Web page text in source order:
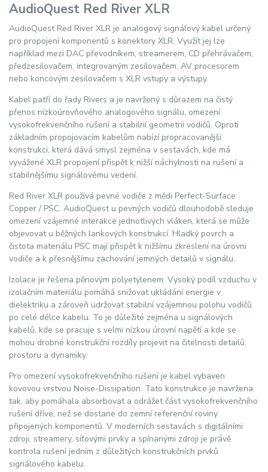
AudioQuest Red River XLR
AudioQuest Red River XLR je analogový signálový kabel určený
pro propojení komponentů s konektory XLR. Využít jej lze
například mezi DAC převodníkem, streamerem, CD přehrávačem,
předzesilovačem, integrovaným zesilovačem, AV procesorem
nebo koncovým zesilovačem s XLR vstupy a výstupy.
Kabel patří do řady Rivers a je navržený s důrazem na čistý
přenos nízkoúrovňového analogového signálu, omezení
vysokofrekvenčního rušení a stabilní geometrii vodičů. Oproti
základním propojovacím kabelům nabízí propracovanější
konstrukci, která dává smysl zejména v sestavách, kde má
vyvážené XLR propojení přispět k nižší náchylnosti na rušení a
stabilnějšímu signálovému vedení.
Red River XLR používá pevné vodiče z mědi Perfect-Surface
Copper / PSC. AudioQuest u pevných vodičů dlouhodobě sleduje
omezení vzájemné interakce jednotlivých vláken, která se může
objevovat u běžných lankových konstrukcí. Hladký povrch a
čistota materiálu PSC mají přispět k nižšímu zkreslení na úrovni
vodiče a k přesnějšímu zachování jemných detailů v signálu.
Izolace je řešena pěnovým polyetylenem. Vysoký podíl vzduchu v
izolačním materiálu pomáhá snižovat ukládání energie v
dielektriku a zároveň udržovat stabilní vzájemnou polohu vodičů
po celé délce kabelu. To je důležité zejména u signálových
kabelů, kde se pracuje s velmi nízkou úrovní napětí a kde se
mohou drobné konstrukční rozdíly projevit na čitelnosti detailů,
prostoru a dynamiky.
Pro omezení vysokofrekvenčního rušení je kabel vybaven
kovovou vrstvou Noise-Dissipation. Tato konstrukce je navržena
tak, aby pomáhala absorbovat a odrážet část vysokofrekvenčního
rušení dříve, než se dostane do zemní referenční roviny
připojených komponentů. V moderních sestavách s digitálními
zdroji, streamery, síťovými prvky a spínanými zdroji je právě
kontrola rušení jedním z důležitých konstrukčních prvků
signálového kabelu.